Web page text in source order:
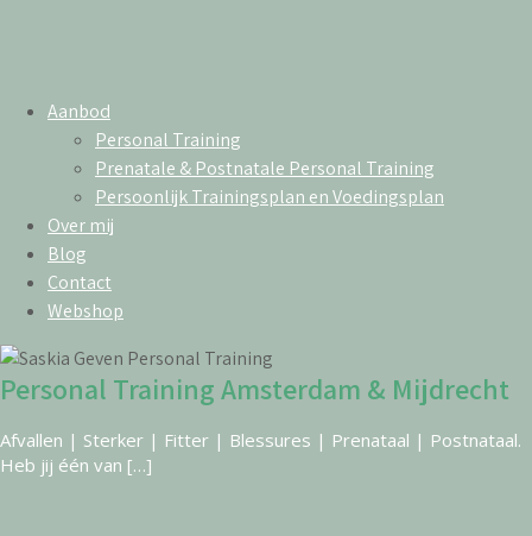
contentAanbod
Personal Training
Prenatale & Postnatale Personal Training
Persoonlijk Trainingsplan en Voedingsplan
Over mij
Blog
Contact
Webshop
Personal Training Amsterdam & Mijdrecht
Afvallen | Sterker | Fitter | Blessures | Prenataal | Postnataal.
Heb jij één van […]